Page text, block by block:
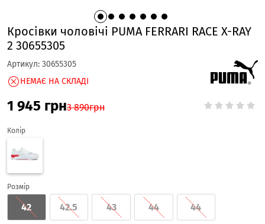
Кросівки чоловічі PUMA FERRARI RACE X-RAY
2 30655305
Артикул: 30655305
НЕМАЄ НА СКЛАДІ
1 945 грн3 890грн
Колір
Розмір
42 42.5 43 44 44